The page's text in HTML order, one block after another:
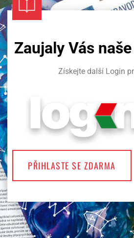
Zaujaly Vás
Získejte další Login
PŘIHLASTE SE ZDARMA